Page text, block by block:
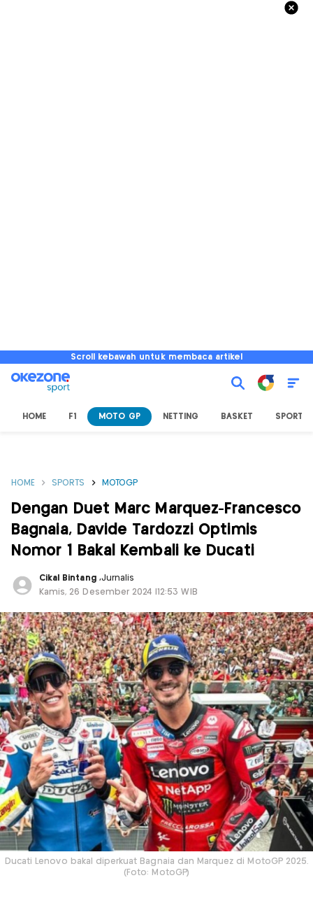
Scroll kebawah untuk membaca artikel
HOME F1 MOTO GP NETTING BASKET SPORT
HOME SPORTS MOTOGP
Dengan Duet Marc Marquez-Francesco
Bagnaia, Davide Tardozzi Optimis
Nomor 1 Bakal Kembali ke Ducati
Cikal Bintang ,Jurnalis
Kamis, 26 Desember 2024 |12:53 WIB
Ducati Lenovo bakal diperkuat Bagnaia dan Marquez di MotoGP 2025.
(Foto: MotoGP)